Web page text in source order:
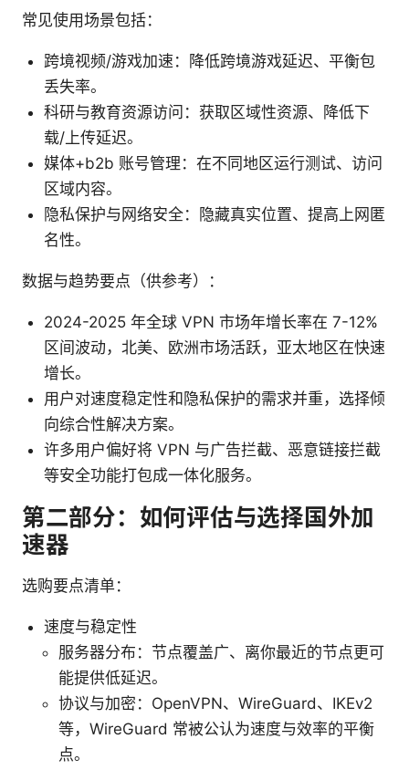
常见使用场景包括：
跨境视频/游戏加速：降低跨境游戏延迟、平衡包
丢失率。
科研与教育资源访问：获取区域性资源、降低下
载/上传延迟。
媒体+b2b 账号管理：在不同地区运行测试、访问
区域内容。
隐私保护与网络安全：隐藏真实位置、提高上网匿
名性。
数据与趋势要点（供参考）：
2024-2025 年全球 VPN 市场年增长率在 7-12%
区间波动，北美、欧洲市场活跃，亚太地区在快速
增长。
用户对速度稳定性和隐私保护的需求并重，选择倾
向综合性解决方案。
许多用户偏好将 VPN 与广告拦截、恶意链接拦截
等安全功能打包成一体化服务。
第二部分：如何评估与选择国外加
速器
选购要点清单：
速度与稳定性
服务器分布：节点覆盖广、离你最近的节点更可
能提供低延迟。
协议与加密：OpenVPN、WireGuard、IKEv2
等，WireGuard 常被公认为速度与效率的平衡
点。